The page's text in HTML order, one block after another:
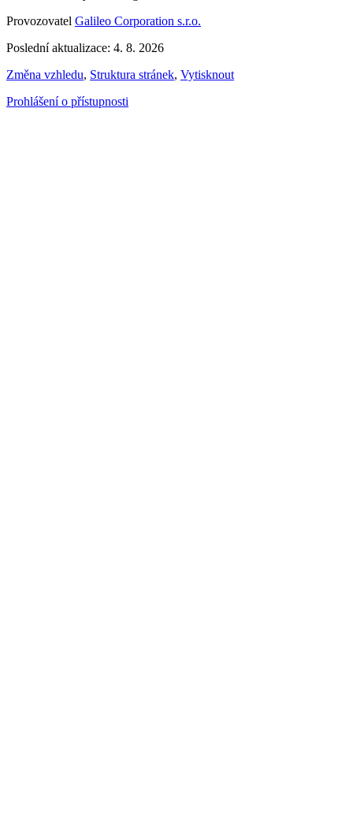
Provozovatel Galileo Corporation s.r.o.
Poslední aktualizace: 4. 8. 2026
Změna vzhledu, Struktura stránek, Vytisknout
Prohlášení o přístupnosti